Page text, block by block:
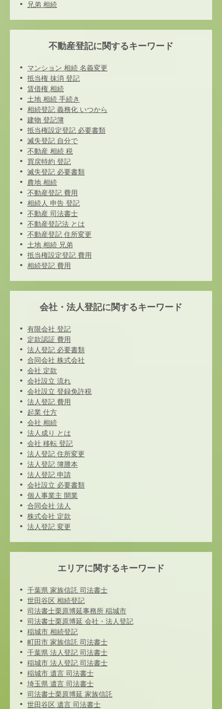
兄弟 相続
不動産登記に関するキーワード
マンション 相続 名義変更
抵当権 抹消 登記
賃借権 相続
土地 相続 手続き
相続登記 義務化 いつから
建物 登記簿
抵当権設定登記 必要書類
滅失登記 自分で
不動産 相続 税
買戻特約 登記
滅失登記 必要書類
農地 相続
不動産登記 費用
相続人 申告 登記
不動産 司法書士
不動産登記法 とは
不動産登記 住所変更
土地 相続 兄弟
抵当権設定登記 費用
相続登記 費用
会社・法人登記に関するキーワード
有限会社 登記
定款認証 費用
法人登記 必要書類
合同会社 株式会社
会社 定款
会社設立 流れ
会社設立 登録免許税
法人登記 費用
起業 仕方
会社 相続
法人成り とは
会社 移転 登記
法人登記 住所変更
法人登記 簿謄本
法人登記 申請
会社設立 必要書類
個人事業主 開業
合同会社 法人
株式会社 定款
法人登記 変更
エリアに関するキーワード
千葉県 家族信託 司法書士
世田谷区 相続登記
司法書士栗原博延事務所 稲城市
司法書士栗原博延 会社・法人登記
稲城市 相続登記
町田市 家族信託 司法書士
千葉県 法人登記 司法書士
稲城市 法人登記 司法書士
稲城市 遺言 司法書士
埼玉県 遺言 司法書士
司法書士栗原博延 家族信託
世田谷区 遺言 司法書士